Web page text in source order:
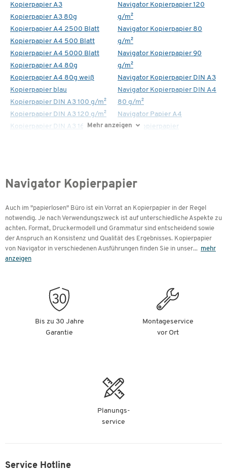
Kopierpapier A3
Kopierpapier A3 80g
Kopierpapier A4 2500 Blatt
Kopierpapier A4 500 Blatt
Kopierpapier A4 5000 Blatt
Kopierpapier A4 80g
Kopierpapier A4 80g weiß
Kopierpapier blau
Kopierpapier DIN A3 100 g/m²
Kopierpapier DIN A3 120 g/m²
Kopierpapier DIN A3 160 g/m²
Navigator Kopierpapier 120
g/m²
Navigator Kopierpapier 80
g/m²
Navigator Kopierpapier 90
g/m²
Navigator Kopierpapier DIN A3
Navigator Kopierpapier DIN A4
80 g/m²
Navigator Papier A4
Xerox Kopierpapier
Mehr anzeigen
Navigator Kopierpapier
Auch im "papierlosen" Büro ist ein Vorrat an Kopierpapier in der Regel
notwendig. Je nach Verwendungszweck ist auf unterschiedliche Aspekte zu
achten. Format, Druckermodell und Grammatur sind entscheidend sowie
der Anspruch an Konsistenz und Qualität des Ergebnisses. Kopierpapier
von Navigator in verschiedenen Ausführungen finden Sie in unser... mehr
anzeigen
Bis zu 30 Jahre
Garantie
Montageservice
vor Ort
Planungs-
service
Service Hotline